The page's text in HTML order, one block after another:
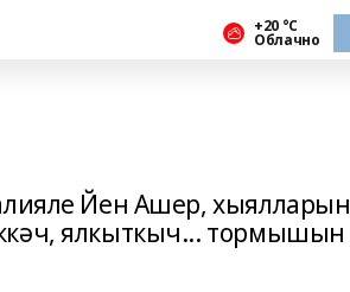
+20 °С
Облачно
Йен Ашер, хыялларын
ялкыткыч... тормышын